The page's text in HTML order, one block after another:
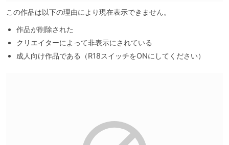
この作品は以下の理由により現在表示できません。
作品が削除された
クリエイターによって非表示にされている
成人向け作品である（R18スイッチをONにしてください）